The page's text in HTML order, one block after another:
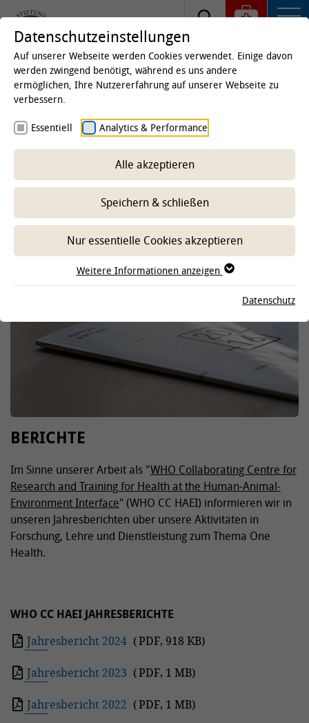
Startseite
Informationsverarbeitung
Publikationen
Jahresberichte
-- Unterbereich wählen --
BERICHTE
Im Sinne unserer Arbeit als "WHO Collaborating Centre for
Research and Training for Health at the Human-Animal-
Environment Interface" (WHO CC HAEI) informieren wir in
unseren Jahresberichten über unsere Aktivitäten in
Forschung, Lehre und Dienstleistung zum Thema One
Health.
WHO CC HAEI JAHRESBERICHTE
Jahresbericht 2024 (PDF, 918 KB)
Jahresbericht 2023 (PDF, 1 MB)
Jahresbericht 2022 (PDF, 1 MB)
Datenschutzeinstellungen
Auf unserer Webseite werden Cookies verwendet. Einige davon
werden zwingend benötigt, während es uns andere
ermöglichen, Ihre Nutzererfahrung auf unserer Webseite zu
verbessern.
Essentiell Analytics & Performance
Alle akzeptieren
Speichern & schließen
Nur essentielle Cookies akzeptieren
Weitere Informationen anzeigen
Datenschutz